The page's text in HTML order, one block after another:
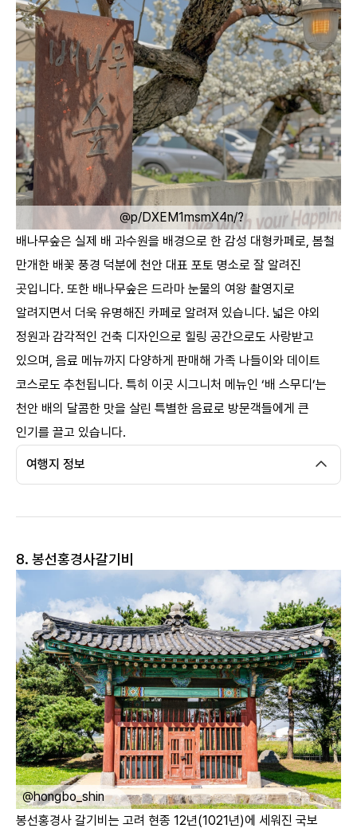
@p/DXEM1msmX4n/?
utm_source=ig_web_copy_link&igsh=NTc4MTIwNjQ2Y
Q==
ㅤ
배나무숲은 실제 배 과수원을 배경으로 한 감성 대형카페로, 봄철
만개한 배꽃 풍경 덕분에 천안 대표 포토 명소로 잘 알려진
곳입니다. 또한 배나무숲은 드라마 눈물의 여왕 촬영지로
알려지면서 더욱 유명해진 카페로 알려져 있습니다. 넓은 야외
정원과 감각적인 건축 디자인으로 힐링 공간으로도 사랑받고
있으며, 음료 메뉴까지 다양하게 판매해 가족 나들이와 데이트
코스로도 추천됩니다. 특히 이곳 시그니처 메뉴인 ‘배 스무디’는
천안 배의 달콤한 맛을 살린 특별한 음료로 방문객들에게 큰
인기를 끌고 있습니다.
여행지 정보
8. 봉선홍경사갈기비
@hongbo_shin ㅤ
봉선홍경사 갈기비는 고려 현종 12년(1021년)에 세워진 국보